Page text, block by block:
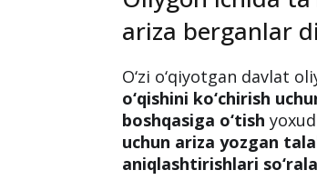
Oliygoh ichida
ariza berganlar